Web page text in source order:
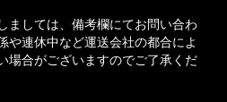
ましては、備考欄にてお問い合わ
や連休中など運送会社の都合によ
場合がございますのでご了承くだ